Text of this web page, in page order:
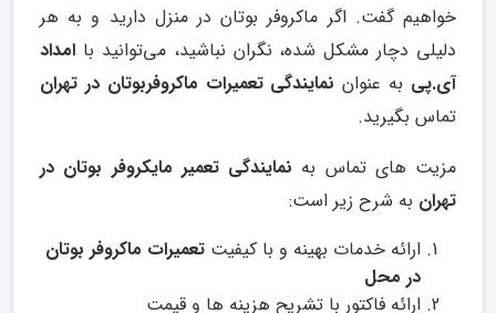
خواهیم گفت. اگر ماکروفر بوتان در منزل دارید و به هر
دلیلی دچار مشکل شده، نگران نباشید، می‌توانید با امداد
آی.پی به عنواننمایندگی تعمیرات ماکروفربوتان در تهران
تماس بگیرید.
مزیت های تماس به نمایندگی تعمیر مایکروفر بوتان در
تهران به شرح زیر است:
ارائه خدمات بهینه و با کیفیت تعمیرات ماکروفر بوتان
در محل
ارائه فاکتور با تشریح هزینه ها و قیمت